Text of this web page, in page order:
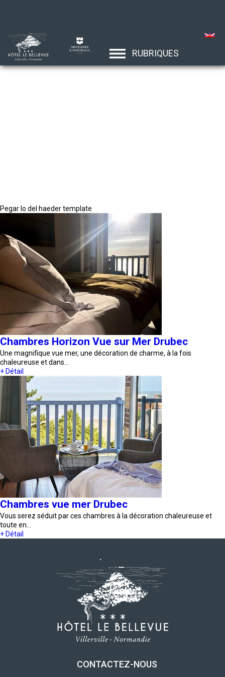
RUBRIQUES
Pegar lo del haeder template
Chambres Horizon Vue sur Mer Drubec
Une magnifique vue mer, une décoration de charme, à la fois
chaleureuse et dans…
+ Détail
Chambres vue mer Drubec
Vous serez séduit par ces chambres à la décoration chaleureuse et
toute en…
+ Détail
CONTACTEZ-NOUS